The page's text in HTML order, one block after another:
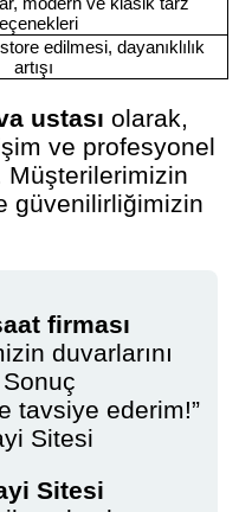
edilmesi, dayanıklılık
artışı
ustası olarak,
ve profesyonel
Müşterilerimizin
güvenilirliğimizin
firması
duvarlarını
tavsiye ederim!”
Sitesi
Sitesi